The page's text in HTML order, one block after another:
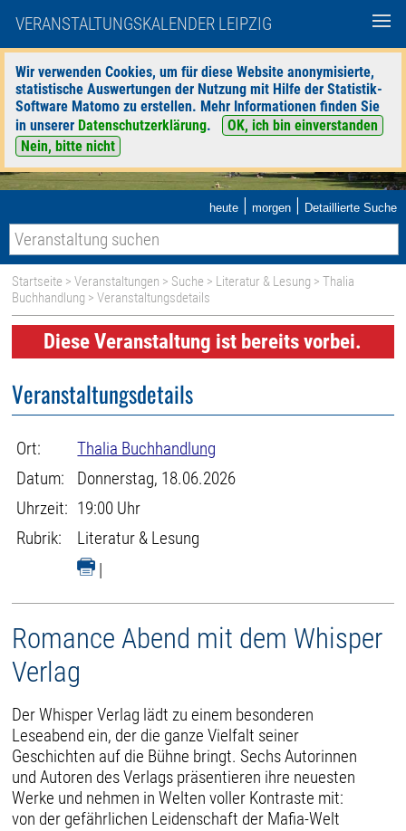
VERANSTALTUNGSKALENDER LEIPZIG
Wir verwenden Cookies, um für diese Website anonymisierte,
statistische Auswertungen der Nutzung mit Hilfe der Statistik-
Software Matomo zu erstellen. Mehr Informationen finden Sie
in unserer Datenschutzerklärung.
OK, ich bin einverstanden
Nein, bitte nicht
heute | morgen | Detaillierte Suche
Startseite >Veranstaltungen > Suche > Literatur & Lesung >Thalia
Buchhandlung > Veranstaltungsdetails
Diese Veranstaltung ist bereits vorbei.
Veranstaltungsdetails
Ort:
Thalia Buchhandlung
Datum:
Donnerstag, 18.06.2026
Uhrzeit: 19:00 Uhr
Rubrik:
Literatur & Lesung
|
Romance Abend mit dem Whisper
Verlag
Der Whisper Verlag lädt zu einem besonderen
Leseabend ein, der die ganze Vielfalt seiner
Geschichten auf die Bühne bringt. Sechs Autorinnen
und Autoren des Verlags präsentieren ihre neuesten
Werke und nehmen in Welten voller Kontraste mit:
von der gefährlichen Leidenschaft der Mafia-Welt